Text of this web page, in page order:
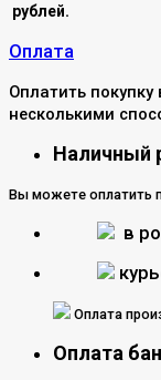
рублей.
Оплата
Оплатить
несколькими
Наличный
Вы можете оплатить
в
Оплата
Оплата